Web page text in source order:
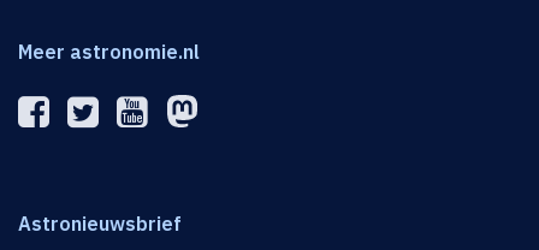
Meer astronomie.nl
Astronieuwsbrief